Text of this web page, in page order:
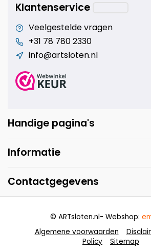
Klantenservice
Veelgestelde vragen
+31 78 780 2330
info@artsloten.nl
Handige pagina's
Informatie
Contactgegevens
Algemene voorwaarden
Policy
Sitemap
© ARTsloten.nl- Webshop: